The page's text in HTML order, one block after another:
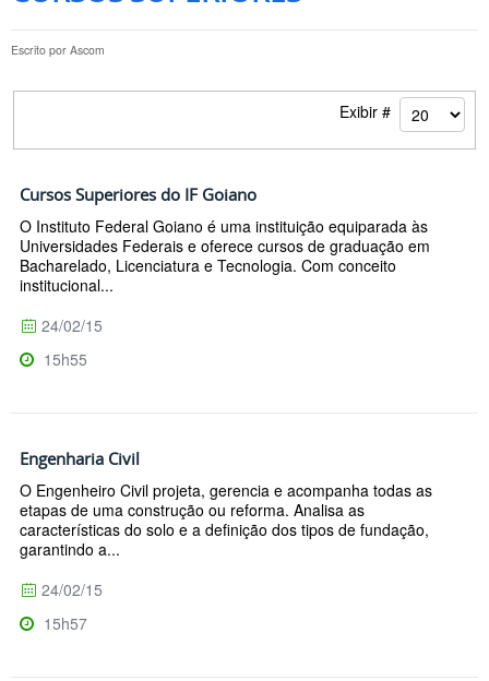
Escrito por Ascom
Exibir #
Cursos Superiores do IF Goiano
O Instituto Federal Goiano é uma instituição equiparada às
Universidades Federais e oferece cursos de graduação em
Bacharelado, Licenciatura e Tecnologia. Com conceito
institucional...
24/02/15
15h55
Engenharia Civil
O Engenheiro Civil projeta, gerencia e acompanha todas as
etapas de uma construção ou reforma. Analisa as
características do solo e a definição dos tipos de fundação,
garantindo a...
24/02/15
15h57